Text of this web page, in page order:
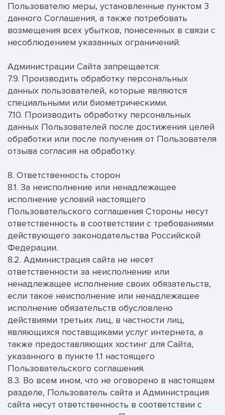
Пользователю меры, установленные пунктом 3
данного Соглашения, а также потребовать
возмещения всех убытков, понесенных в связи с
несоблюдением указанных ограничений.
Администрации Сайта запрещается:
7.9. Производить обработку персональных
данных пользователей, которые являются
специальными или биометрическими.
7.10. Производить обработку персональных
данных Пользователей после достижения целей
обработки или после получения от Пользователя
отзыва согласия на обработку.
8. Ответственность сторон
8.1. За неисполнение или ненадлежащее
исполнение условий настоящего
Пользовательского соглашения Стороны несут
ответственность в соответствии с требованиями
действующего законодательства Российской
Федерации.
8.2. Администрация сайта не несет
ответственности за неисполнение или
ненадлежащее исполнение своих обязательств,
если такое неисполнение или ненадлежащее
исполнение обязательств обусловлено
действиями третьих лиц, в частности лиц,
являющихся поставщиками услуг интернета, а
также предоставляющих хостинг для Сайта,
указанного в пункте 1.1 настоящего
Пользовательского соглашения.
8.3. Во всем ином, что не оговорено в настоящем
разделе, Пользователь сайта и Администрация
сайта несут ответственность в соответствии с